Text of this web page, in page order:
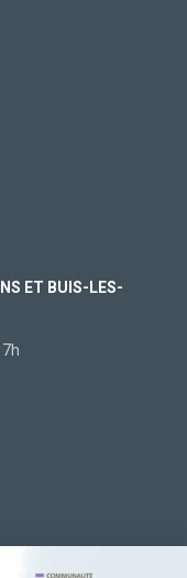
ET BUIS-LES-